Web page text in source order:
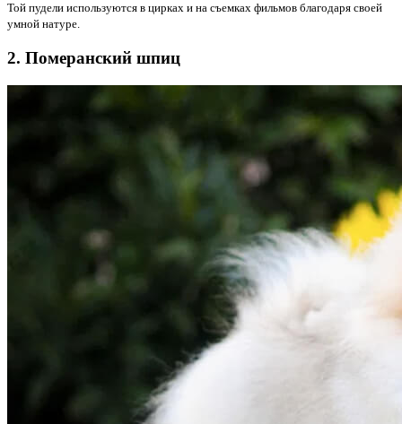
Той пудели используются в цирках и на съемках фильмов благодаря своей
умной натуре.
2. Померанский шпиц